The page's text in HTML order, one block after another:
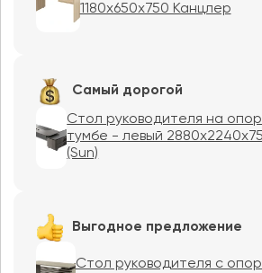
1180х650х750 Канцлер
Самый дорогой
Стол руководителя на
тумбе - левый
(Sun)
Выгодное предложение
Стол руководителя с